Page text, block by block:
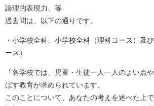
論理的表現力、等
過去問は、以下の通りです。
・小学校全科、小学校全科（理科コース）及
ース）
「各学校では、児童・生徒一人一人のよい点
ばす教育が求められています。
このことについて、あなたの考えを述べた上